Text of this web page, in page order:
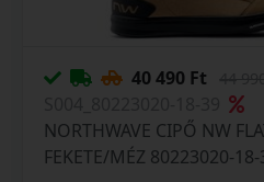
40 490 Ft
NORTHWAVE CIPŐ NW
FEKETE/MÉZ 80223020-18-